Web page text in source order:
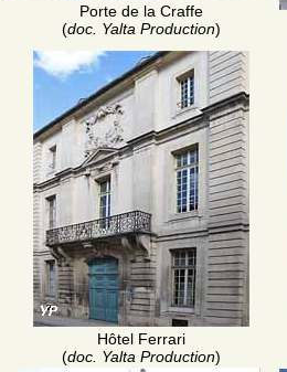
Porte de la Craffe
(doc. Yalta Production)
Hôtel Ferrari
(doc. Yalta Production)